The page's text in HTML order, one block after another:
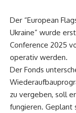
Der “European
Ukraine” wurde
Conference 2025
operativ werden.
Der Fonds
zu vergeben, soll
fungieren. Geplant